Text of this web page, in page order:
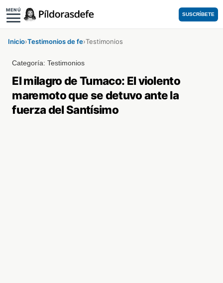
MENÚ
SUSCRÍBETE
Inicio›Testimonios de fe›Testimonios
Categoría:Testimonios
El milagro de Tumaco: El violento
maremoto que se detuvo ante la
fuerza del Santísimo